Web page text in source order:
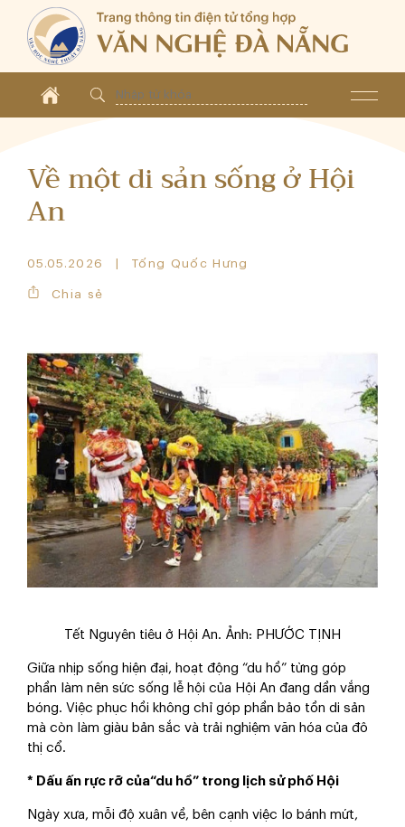
Về một di sản sống ở Hội
An
05.05.2026 Tống Quốc Hưng
Chia sẻ
Tết Nguyên tiêu ở Hội An. Ảnh: PHƯỚC TỊNH
Giữa nhịp sống hiện đại, hoạt động “du hồ” từng góp
phần làm nên sức sống lễ hội của Hội An đang dần vắng
bóng. Việc phục hồi không chỉ góp phần bảo tồn di sản
mà còn làm giàu bản sắc và trải nghiệm văn hóa của đô
thị cổ.
* Dấu ấn rực rỡ của“du hồ” trong lịch sử phố Hội
Ngày xưa, mỗi độ xuân về, bên cạnh việc lo bánh mứt,